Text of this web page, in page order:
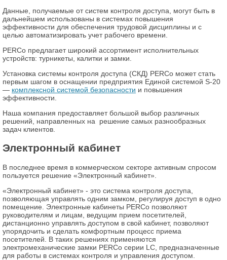
Данные, получаемые от систем контроля доступа, могут быть в
дальнейшем использованы в системах повышения
эффективности для обеспечения трудовой дисциплины и с
целью автоматизировать учет рабочего времени.
PERCo предлагает широкий ассортимент исполнительных
устройств: турникеты, калитки и замки.
Установка системы контроля доступа (СКД) PERCo может стать
первым шагом в оснащении предприятия Единой системой S-20
— комплексной системой безопасности и повышения
эффективности.
Наша компания предоставляет большой выбор различных
решений, направленных на решение самых разнообразных
задач клиентов.
Электронный кабинет
В последнее время в коммерческом секторе активным спросом
пользуется решение «Электронный кабинет».
«Электронный кабинет» - это система контроля доступа,
позволяющая управлять одним замком, регулируя доступ в одно
помещение. Электронные кабинеты PERCo позволяют
руководителям и лицам, ведущим прием посетителей,
дистанционно управлять доступом в свой кабинет, позволяют
упорядочить и сделать комфортным процесс приема
посетителей. В таких решениях применяются
электромеханические замки PERCo серии LC, предназначенные
для работы в системах контроля и управления доступом.